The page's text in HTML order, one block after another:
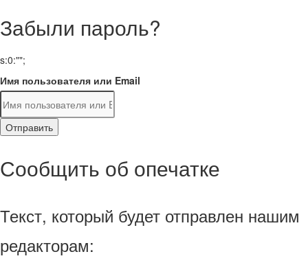
Забыли пароль?
s:0:"";
Имя пользователя или Email
Отправить
Сообщить об опечатке
Текст, который будет отправлен нашим
редакторам: